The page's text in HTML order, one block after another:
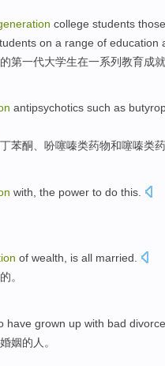
college students
on a range of education
的第一代大学生在一系列教育成就
antipsychotics such as
丁苯酮、 吩噻嗪类药物和噻嗪类药
with, the power to do this
of wealth is all married
的。
have grown up with bad
姻的 人 。